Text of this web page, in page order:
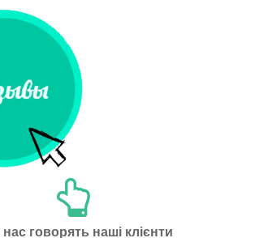
говорять наші клієнти